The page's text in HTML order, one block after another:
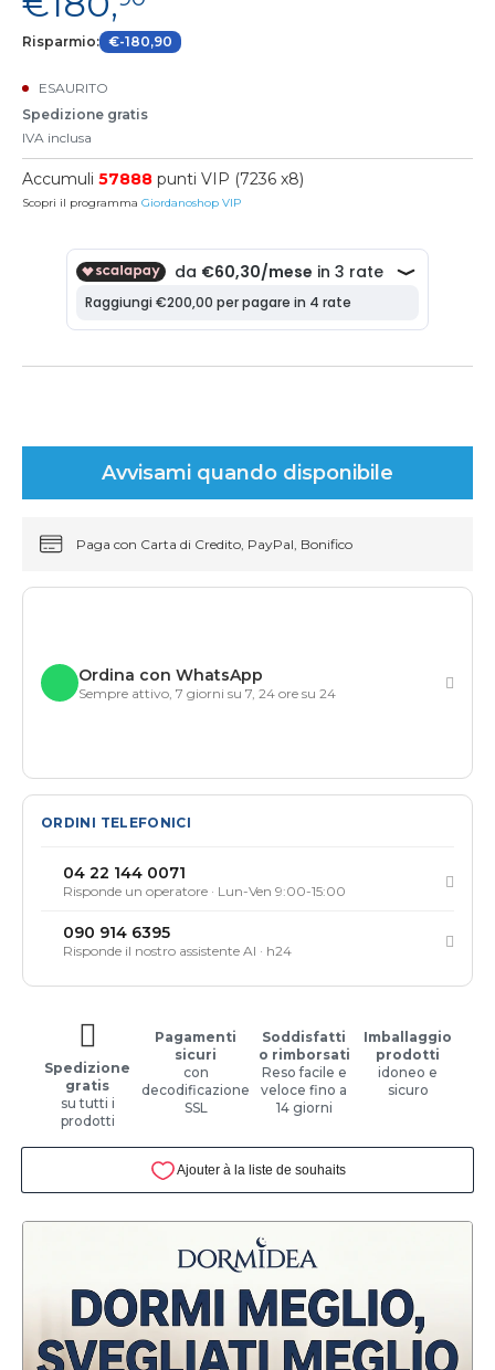
Risparmio: €-180,90
ESAURITO
Spedizione gratis
IVA inclusa
Accumuli 57888 punti VIP (7236 x8)
Scopri il programma Giordanoshop VIP
Avvisami quando disponibile
Paga con Carta di Credito, PayPal, Bonifico
Ordina con WhatsApp
Sempre attivo, 7 giorni su 7, 24 ore su 24
ORDINI TELEFONICI
04 22 144 0071
Risponde un operatore · Lun-Ven 9:00-15:00
090 914 6395
Risponde il nostro assistente AI · h24
Spedizione
gratis
su tutti i
prodotti
Pagamenti
sicuri
con
decodificazione
SSL
Soddisfatti
o rimborsati
Reso facile e
veloce fino a
14 giorni
Imballaggio
prodotti
idoneo e
sicuro